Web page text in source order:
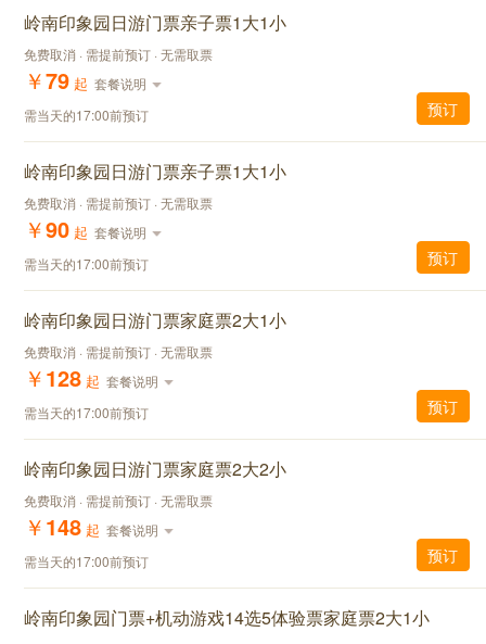
岭南印象园日游门票亲子票1大1小
免费取消 · 需提前预订 · 无需取票
￥79 起 套餐说明
需当天的17:00前预订
预订
岭南印象园日游门票亲子票1大1小
免费取消 · 需提前预订 · 无需取票
￥90 起 套餐说明
需当天的17:00前预订
预订
岭南印象园日游门票家庭票2大1小
免费取消 · 需提前预订 · 无需取票
￥128 起 套餐说明
需当天的17:00前预订
预订
岭南印象园日游门票家庭票2大2小
免费取消 · 需提前预订 · 无需取票
￥148 起 套餐说明
需当天的17:00前预订
预订
岭南印象园门票+机动游戏14选5体验票家庭票2大1小